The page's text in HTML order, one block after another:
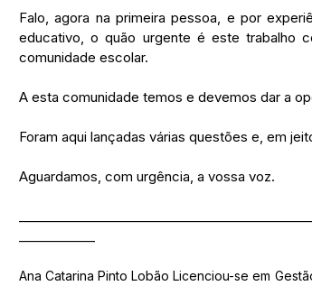
Falo, agora na primeira pessoa, e por
educativo, o quão urgente é este trabalho
comunidade escolar.
A esta comunidade temos e devemos dar a
Foram aqui lançadas várias questões e, em
Aguardamos, com urgência, a vossa voz.
Ana Catarina Pinto Lobão Licenciou-se em